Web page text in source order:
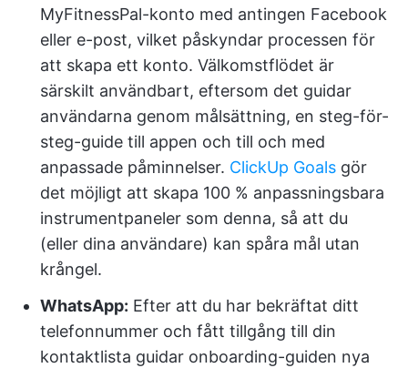
MyFitnessPal-konto med antingen Facebook
eller e-post, vilket påskyndar processen för
att skapa ett konto. Välkomstflödet är
särskilt användbart, eftersom det guidar
användarna genom målsättning, en steg-för-
steg-guide till appen och till och med
anpassade påminnelser. ClickUp Goals gör
det möjligt att skapa 100 % anpassningsbara
instrumentpaneler som denna, så att du
(eller dina användare) kan spåra mål utan
krångel.
WhatsApp: Efter att du har bekräftat ditt
telefonnummer och fått tillgång till din
kontaktlista guidar onboarding-guiden nya